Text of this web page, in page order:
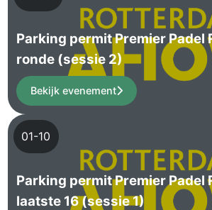
Parking permit Premier Padel
ronde (sessie 2)
Bekijk evenement
01-10
Parking permit Premier Padel
laatste 16 (sessie 1)